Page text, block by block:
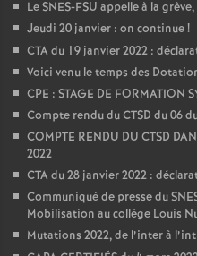
Le SNES-FSU appelle à la
Jeudi 20 janvier : on continue!
CTA du 19 janvier 2022 :
Voici venu le temps des
CPE : STAGE DE FORMATION
Compte rendu du CTSD du 06
COMPTE RENDU DU CTSD
2022
CTA du 28 janvier 2022 :
Communiqué de presse du
Mobilisation au collège Louis
Mutations 2022, de l’inter à